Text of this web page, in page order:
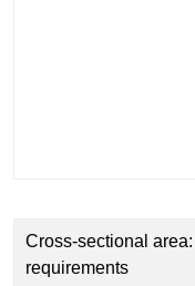
Cross-sectional
requirements